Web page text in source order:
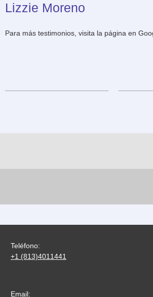
Lizzie Moreno
Para más testimonios, visita la página en
Teléfono:
+1 (813)4011441
Email: